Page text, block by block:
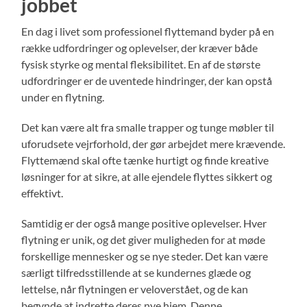
jobbet
En dag i livet som professionel flyttemand byder på en
række udfordringer og oplevelser, der kræver både
fysisk styrke og mental fleksibilitet. En af de største
udfordringer er de uventede hindringer, der kan opstå
under en flytning.
Det kan være alt fra smalle trapper og tunge møbler til
uforudsete vejrforhold, der gør arbejdet mere krævende.
Flyttemænd skal ofte tænke hurtigt og finde kreative
løsninger for at sikre, at alle ejendele flyttes sikkert og
effektivt.
Samtidig er der også mange positive oplevelser. Hver
flytning er unik, og det giver muligheden for at møde
forskellige mennesker og se nye steder. Det kan være
særligt tilfredsstillende at se kundernes glæde og
lettelse, når flytningen er veloverstået, og de kan